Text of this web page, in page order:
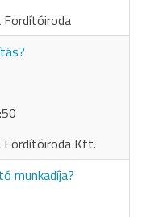
Fordítóiroda
Fordítóiroda Kft.
munkadíja?